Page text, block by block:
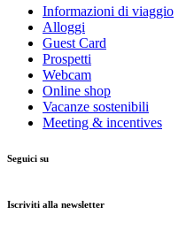
Informazioni di viaggio
Alloggi
Guest Card
Prospetti
Webcam
Online shop
Vacanze sostenibili
Meeting & incentives
Seguici su
Iscriviti alla newsletter